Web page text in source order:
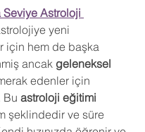
Seviye Astroloji
yeni
için hem de başka
ancak geleneksel
edenler için
Bu astroloji eğitimi
şeklindedir ve süre